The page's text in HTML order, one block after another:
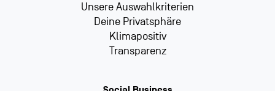
Unsere Auswahlkriterien
Deine Privatsphäre
Klimapositiv
Transparenz